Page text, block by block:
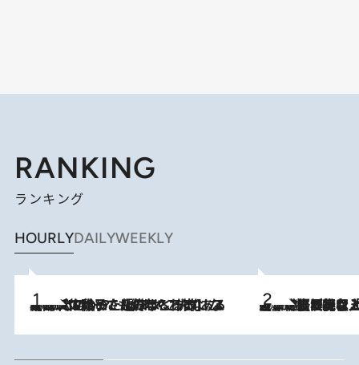
RANKING
ランキング
HOURLYDAILYWEEKLY
2026.8.5
【阿川佐和子さんの年とる力】なぜ70代で始めた趣味は“こんなに楽しい”のか？ ピアノ、俳句…スランプに陥っても続けられる“ある秘訣”とは 2026.8.5
【なぜ吉沢亮は「気配を消せる」のか？】興行収入208億の『国宝』を経て挑むミュージカル『ディア・エヴァン・ハンセン』。トップ俳優が舞台上でさらけ出した“孤独”とは